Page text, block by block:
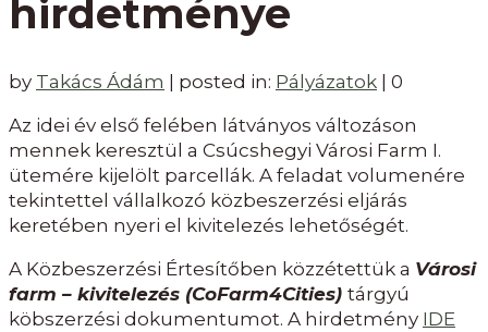
hirdetménye
by Takács Ádám posted in: Pályázatok
0
Az idei év első felében látványos változáson
mennek keresztül a Csúcshegyi Városi Farm I.
ütemére kijelölt parcellák. A feladat volumenére
tekintettel vállalkozó közbeszerzési eljárás
keretében nyeri el kivitelezés lehetőségét.
A Közbeszerzési Értesítőben közzétettük a Városi
farm – kivitelezés (CoFarm4Cities) tárgyú
köbszerzési dokumentumot. A hirdetmény IDE